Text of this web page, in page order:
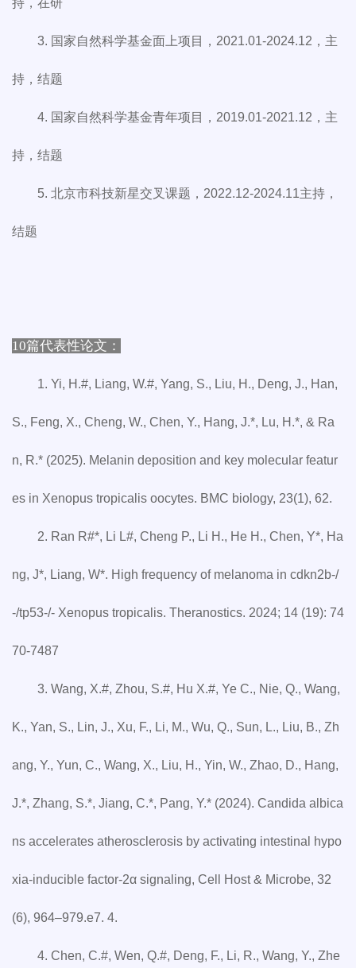
持，在研
3. 国家自然科学基金面上项目，2021.01-2024.12，主
持，结题
4. 国家自然科学基金青年项目，2019.01-2021.12，主
持，结题
5. 北京市科技新星交叉课题，2022.12-2024.11主持，
结题
10篇代表性论文：
1. Yi, H.#, Liang, W.#, Yang, S., Liu, H., Deng, J., Han,
S., Feng, X., Cheng, W., Chen, Y., Hang, J.*, Lu, H.*, & Ra
n, R.* (2025). Melanin deposition and key molecular featur
es in Xenopus tropicalis oocytes. BMC biology, 23(1), 62.
2. Ran R#*, Li L#, Cheng P., Li H., He H., Chen, Y*, Ha
ng, J*, Liang, W*. High frequency of melanoma in cdkn2b-/
-/tp53-/- Xenopus tropicalis. Theranostics. 2024; 14 (19): 74
70-7487
3. Wang, X.#, Zhou, S.#, Hu X.#, Ye C., Nie, Q., Wang,
K., Yan, S., Lin, J., Xu, F., Li, M., Wu, Q., Sun, L., Liu, B., Zh
ang, Y., Yun, C., Wang, X., Liu, H., Yin, W., Zhao, D., Hang,
J.*, Zhang, S.*, Jiang, C.*, Pang, Y.* (2024). Candida albica
ns accelerates atherosclerosis by activating intestinal hypo
xia-inducible factor-2α signaling, Cell Host & Microbe, 32
(6), 964–979.e7. 4.
4. Chen, C.#, Wen, Q.#, Deng, F., Li, R., Wang, Y., Zhe